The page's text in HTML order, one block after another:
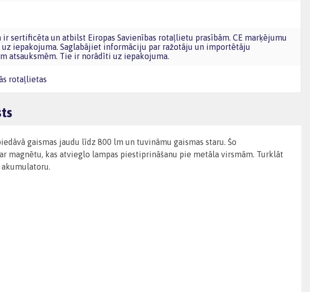
iepakojuma. Saglabājiet informāciju par ražotāju un importētāju
atsauksmēm. Tie ir norādīti uz iepakojuma.
rotaļlietas
gaismas jaudu līdz 800 lm un tuvināmu gaismas staru. Šo
kas atvieglo lampas piestiprināšanu pie metāla virsmām. Turklāt
akumulatoru.